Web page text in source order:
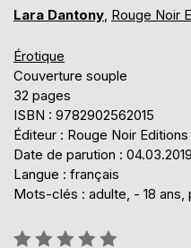
Lara Dantony Rouge Noir
Érotique
Couverture souple
32 pages
ISBN : 9782902562015
Éditeur : Rouge Noir Editions
Date de parution : 04.03.2019
Langue : français
Mots-clés : adulte, - 18 ans,
Évaluation: